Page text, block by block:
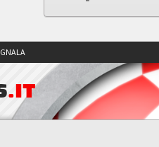
.IT